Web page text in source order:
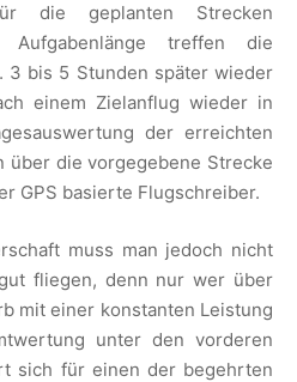
die geplanten Strecken
treffen die
3 bis 5 Stunden später wieder
einem Zielanflug wieder in
der erreichten
über die vorgegebene Strecke
GPS basierte Flugschreiber.
muss man jedoch nicht
fliegen, denn nur wer über
mit einer konstanten Leistung
unter den vorderen
sich für einen der begehrten